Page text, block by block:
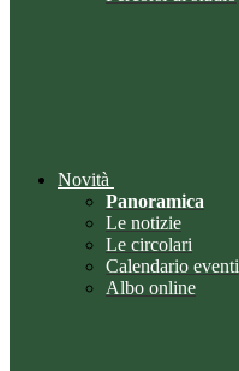
Novità
Panoramica
Le notizie
Le circolari
Calendario eventi
Albo online